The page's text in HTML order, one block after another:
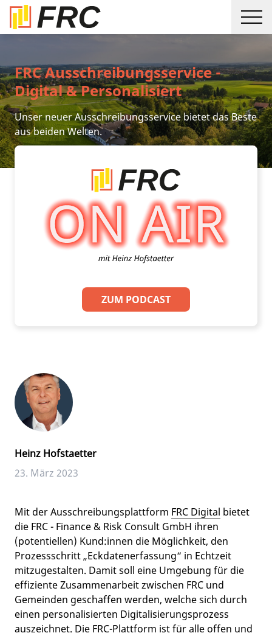
FRC Ausschreibungsservice -
Digital & Personalisiert
Unser neuer Ausschreibungsservice bietet das Beste
aus beiden Welten.
ZUM PODCAST
Heinz Hofstaetter
23. März 2023
Mit der Ausschreibungsplattform FRC Digital bietet
die FRC - Finance & Risk Consult GmbH ihren
(potentiellen) Kund:innen die Möglichkeit, den
Prozessschritt „Eckdatenerfassung“ in Echtzeit
mitzugestalten. Damit soll eine Umgebung für die
effiziente Zusammenarbeit zwischen FRC und
Gemeinden geschaffen werden, welche sich durch
einen personalisierten Digitalisierungsprozess
auszeichnet. Die FRC-Plattform ist für alle offen und